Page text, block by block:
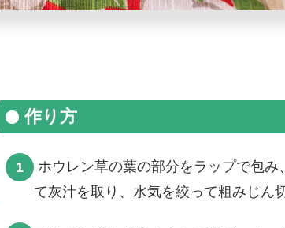
作り方
ホウレン草の葉の部分をラップで包
て灰汁を取り、水気を絞って粗みじん